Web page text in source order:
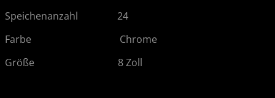
Speichenanzahl 24
Farbe Chrome
Größe 8 Zoll